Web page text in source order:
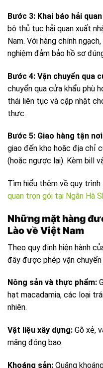
Bước 3: Khai báo hải quan
bộ thủ tục hải quan xuất
Nam. Với hàng chính
nghiệm đảm bảo hồ sơ
Bước 4: Vận chuyển qua
chuyển qua cửa khẩu phù
thái liên tục và cập nhật
thực.
Bước 5: Giao hàng tận
giao đến kho hoặc địa chỉ
(hoặc ngược lại). Kèm bill
Tìm hiểu thêm về quy
quan trọn gói tại Ngân Hà
Những mặt hàng
Lào về Việt Nam
Theo quy định hiện hành
đây được phép vận
Nông sản và thực phẩm:
hạt macadamia, các loại
nhiên.
Vật liệu xây dựng: Gỗ xẻ,
măng đóng bao.
Khoáng sản: Quặng